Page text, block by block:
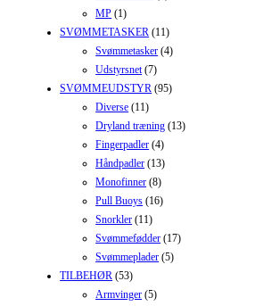
MP (1)
SVØMMETASKER (11)
Svømmetasker (4)
Udstyrsnet (7)
SVØMMEUDSTYR (95)
Diverse (11)
Dryland træning (13)
Fingerpadler (4)
Håndpadler (13)
Monofinner (8)
Pull Buoys (16)
Snorkler (11)
Svømmefødder (17)
Svømmeplader (5)
TILBEHØR (53)
Armvinger (5)